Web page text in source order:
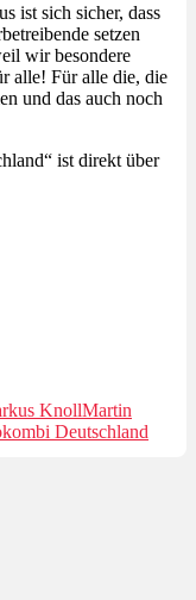
ist sich sicher, dass
setzen
wir besondere
alle! Für alle die, die
und das auch noch
ist direkt über
KnollMartin
Deutschland